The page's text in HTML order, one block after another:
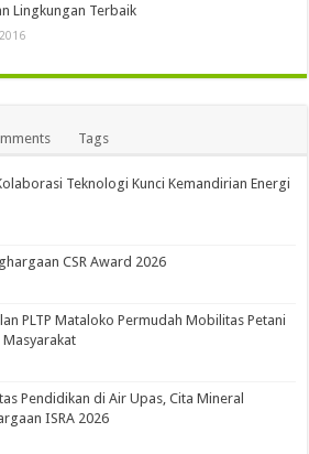
Lingkungan Terbaik
Tags
Teknologi Kunci Kemandirian Energi
CSR Award 2026
PLTP Mataloko Permudah Mobilitas Petani
Pendidikan di Air Upas, Cita Mineral
ISRA 2026